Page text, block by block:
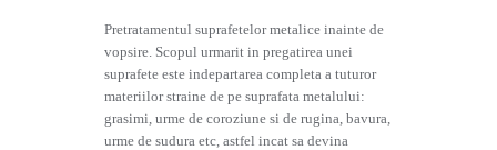
Pretratamentul suprafetelor metalice inainte de
vopsire. Scopul urmarit in pregatirea unei
suprafete este indepartarea completa a tuturor
materiilor straine de pe suprafata metalului:
grasimi, urme de coroziune si de rugina, bavura,
urme de sudura etc, astfel incat sa devina